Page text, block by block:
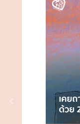
Search
เกมไพ่ชวนจุดประ
รับการแนะนำให้
เ